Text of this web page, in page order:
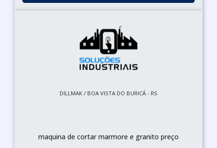
DILLMAK / BOA VISTA DO BURICÁ - RS
maquina de cortar marmore e granito preço